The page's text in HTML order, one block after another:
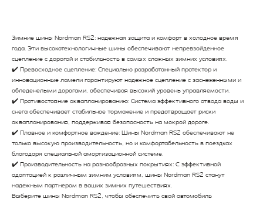
Зимние шины Nordman RS2: надежная защита и комфорт в холодное время
года. Эти высокотехнологичные шины обеспечивают непревзойденное
сцепление с дорогой и стабильность в самых сложных зимних условиях.
✔️ Превосходное сцепление: Специально разработанный протектор и
инновационные ламели гарантируют надежное сцепление с заснеженными и
обледенелыми дорогами, обеспечивая высокий уровень управляемости.
✔️ Противостояние аквапланированию: Система эффективного отвода воды и
снега обеспечивает стабильное торможение и предотвращает риски
аквапланирования, поддерживая безопасность на мокрой дороге.
✔️ Плавное и комфортное вождение: Шины Nordman RS2 обеспечивают не
только высокую производительность, но и комфортабельность в поездках
благодаря специальной амортизационной системе.
✔️ Производительность на разнообразных покрытиях: С эффективной
адаптацией к различным зимним условиям, шины Nordman RS2 станут
надежным партнером в ваших зимних путешествиях.
Выберите шины Nordman RS2, чтобы обеспечить свой автомобиль